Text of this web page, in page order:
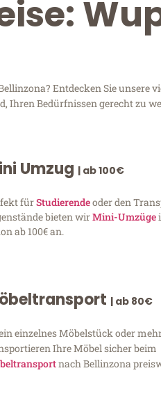
Entdecken Sie
Ihren Bedürfnissen gerecht zu
Umzug | ab 100€
fürStudierendeoder den
bieten wirMini-Umzüge
ab 100€ an.
| ab 80€
einzelnes Möbelstück oder
Ihre Möbel sicher beim
nach Bellinzona